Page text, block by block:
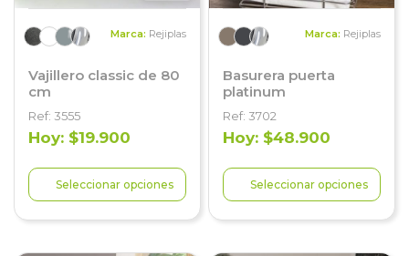
Marca: Rejiplas
Vajillero classic de 80
cm
Ref: 3555
Hoy: $19.900
Seleccionar opciones
Marca: Rejiplas
Basurera puerta
platinum
Ref: 3702
Hoy: $48.900
Seleccionar opciones